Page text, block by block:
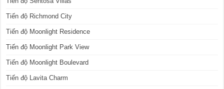
Tiến độ Richmond City
Tiến độ Moonlight Residence
Tiến độ Moonlight Park View
Tiến độ Moonlight Boulevard
Tiến độ Lavita Charm